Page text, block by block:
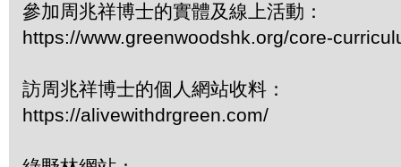
參加周兆祥博士的實體及線上活動：
https://www.greenwoodshk.org/core-
訪周兆祥博士的個人網站收料：
https://alivewithdrgreen.com/